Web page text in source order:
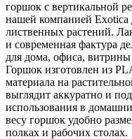
горшок с вертикальной
нашей компанией Exotica
лиственных растений.
и современная фактура
для дома, офиса,
Горшок изготовлен из
материала на
выглядит аккуратно и
использования в
весу горшок удобно
полках и рабочих столах.